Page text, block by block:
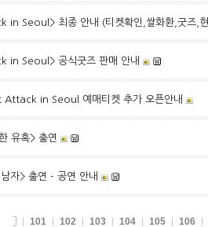
Seoul> 최종 안내 (티켓확인,쌀화환,굿즈,
Seoul> 공식굿즈 판매 안내
in Seoul 예매티켓 추가 오픈안내
유혹> 출연
자> 출연 - 공연 안내
101 102 103 104 105 106